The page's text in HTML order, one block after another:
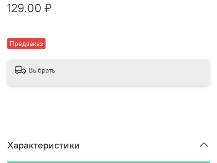
Предзаказ
129.00 ₽
Выбрать
Характеристики